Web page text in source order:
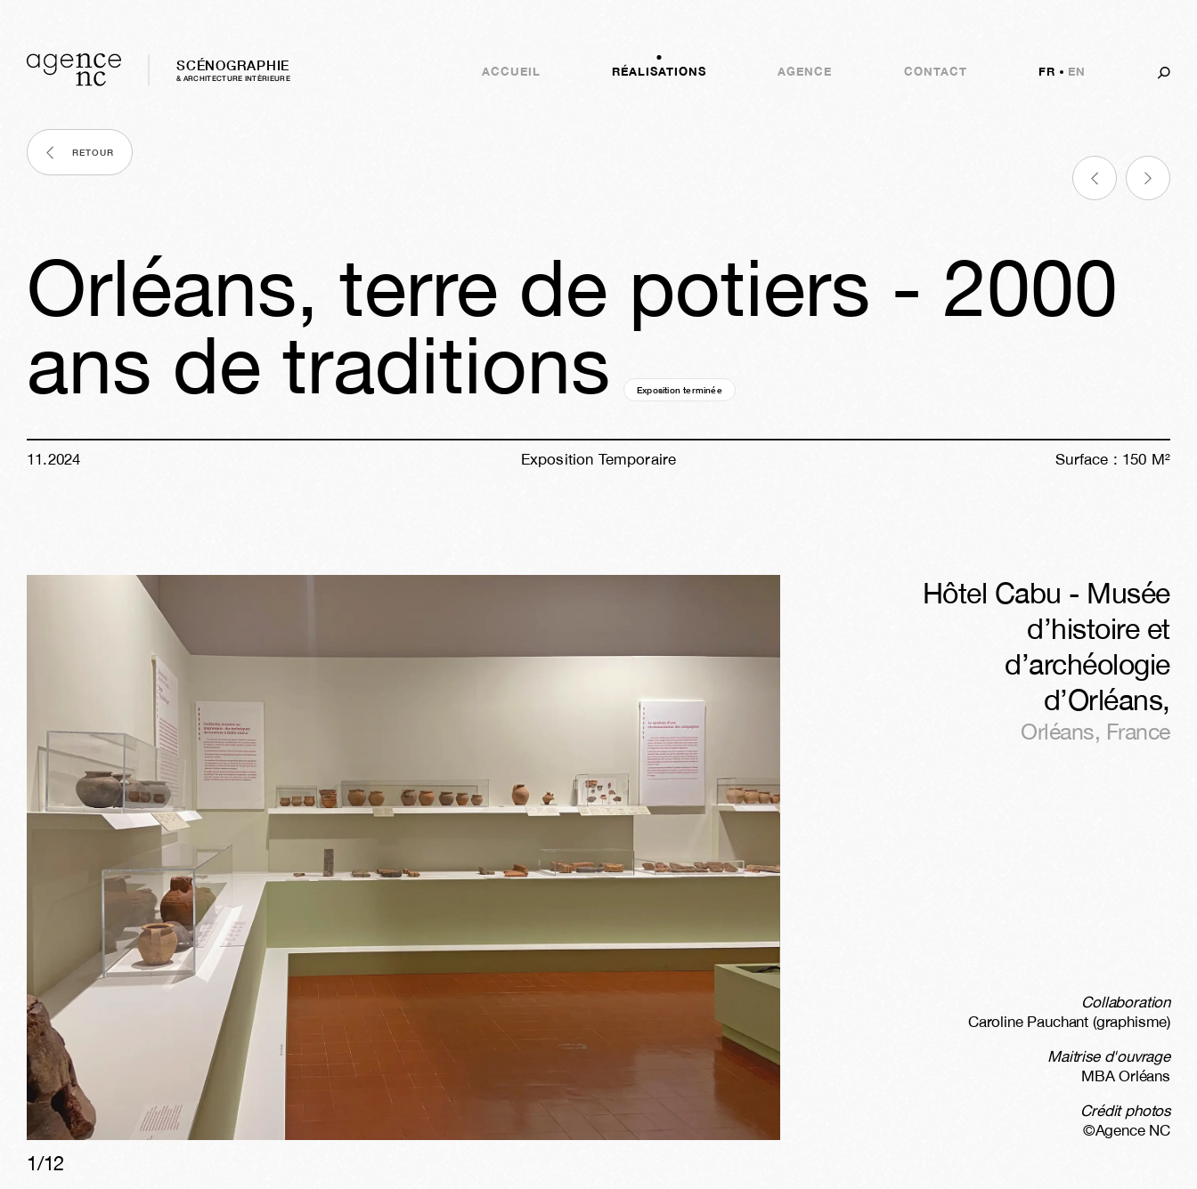
SCÉNOGRAPHIE
& ARCHITECTURE INTÈRIEURE ACCUEIL RÉALISATIONS AGENCE CONTACT FR EN
RETOUR
Orléans, terre de potiers - 2000
ans de traditions
Exposition terminée
11 .2024 Exposition Temporaire Surface : 150 M²
1/12
Hôtel Cabu - Musée
d’histoire et
d’archéologie
d’Orléans,
Orléans, France
Collaboration
Caroline Pauchant (graphisme)
Maitrise d'ouvrage
MBA Orléans
Crédit photos
©Agence NC